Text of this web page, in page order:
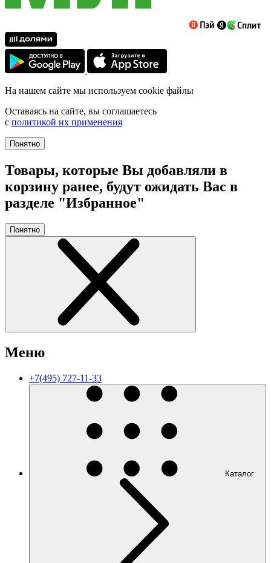
На нашем сайте мы используем cookie файлы
Оставаясь на сайте, вы соглашаетесь
с политикой их применения
Понятно
Товары, которые Вы добавляли в
корзину ранее, будут ожидать Вас в
разделе "Избранное"
Понятно
Меню
+7(495) 727-11-33
Каталог